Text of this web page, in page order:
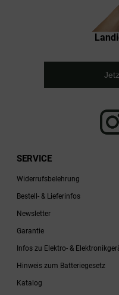
SERVICE
Widerrufsbelehrung
Bestell- & Lieferinfos
Newsletter
Garantie
Infos zu Elektro- &
Hinweis zum Batteriegesetz
Katalog